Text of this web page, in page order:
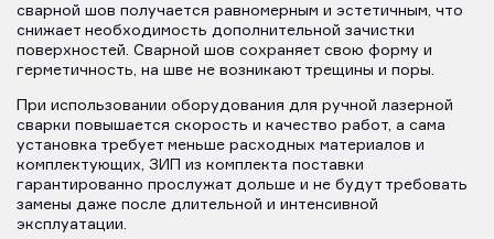
сварной шов получается равномерным и эстетичным, что
снижает необходимость дополнительной зачистки
поверхностей. Сварной шов сохраняет свою форму и
герметичность, на шве не возникают трещины и поры.
При использовании оборудования для ручной лазерной
сварки повышается скорость и качество работ, а сама
установка требует меньше расходных материалов и
комплектующих, ЗИП из комплекта поставки
гарантированно прослужат дольше и не будут требовать
замены даже после длительной и интенсивной
эксплуатации.